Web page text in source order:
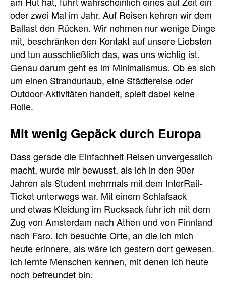
oder zwei Mal im Jahr. Auf Reisen kehren wir dem
Ballast den Rücken. Wir nehmen nur wenige Dinge
mit, beschränken den Kontakt auf unsere Liebsten
und tun ausschließlich das, was uns wichtig ist.
Genau darum geht es im Minimalismus. Ob es sich
um einen Strandurlaub, eine Städtereise oder
Outdoor-Aktivitäten handelt, spielt dabei keine
Rolle.
Mit wenig Gepäck durch Europa
Dass gerade die Einfachheit Reisen unvergesslich
macht, wurde mir bewusst, als ich in den 90er
Jahren als Student mehrmals mit dem InterRail-
Ticket unterwegs war. Mit einem Schlafsack
und etwas Kleidung im Rucksack fuhr ich mit dem
Zug von Amsterdam nach Athen und von Finnland
nach Faro. Ich besuchte Orte, an die ich mich
heute erinnere, als wäre ich gestern dort gewesen.
Ich lernte Menschen kennen, mit denen ich heute
noch befreundet bin.